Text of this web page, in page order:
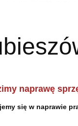
naprawę
się w naprawie